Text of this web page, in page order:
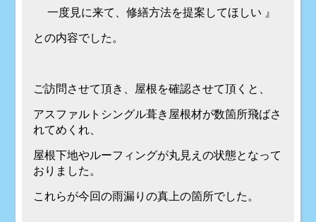
一度見に来て、修繕方法を提案してほしい 』
との内容でした。
ご訪問させて頂き、屋根を確認させて頂くと、
アスファルトシングル葺き屋根材が数箇所飛ばさ
れてめくれ、
屋根下地やルーフィングが丸見えの状態となって
おりました。
これらが今回の雨漏りの真上の箇所でした。